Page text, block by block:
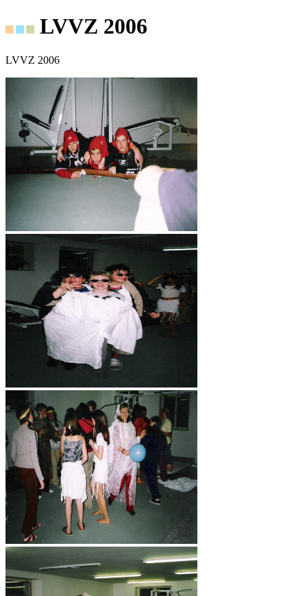
LVVZ 2006
LVVZ 2006